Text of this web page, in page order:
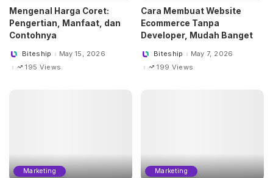
Mengenal Harga Coret:
Pengertian, Manfaat, dan
Contohnya
PostedBiteship
May 15, 2026
195 Views
Cara Membuat Website
Ecommerce Tanpa
Developer, Mudah Banget
PostedBiteship
May 7, 2026
199 Views
Marketing Marketing